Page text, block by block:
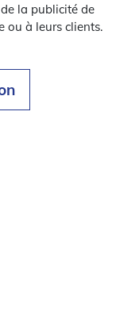
la publicité de
ou à leurs clients.